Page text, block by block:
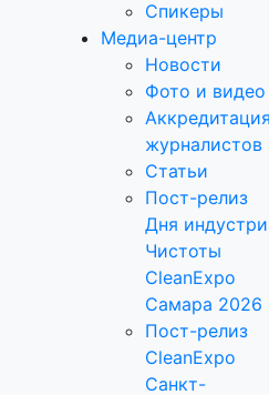
Спикеры
Медиа-центр
Новости
Фото и видео
журналистов
Статьи
Пост-релиз
Дня
Чистоты
CleanExpo
Самара 2026
Пост-релиз
CleanExpo
Санкт-